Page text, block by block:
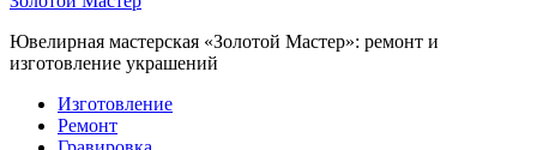
Ювелирная мастерская «Золотой Мастер»: ремонт и
изготовление украшений
Изготовление
Ремонт